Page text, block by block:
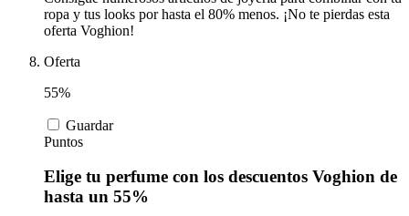
ropa y tus looks por hasta el 80% menos. ¡No te pierdas esta
oferta Voghion!
Oferta
55%
Guardar
Puntos
Elige tu perfume con los descuentos Voghion de
hasta un 55%